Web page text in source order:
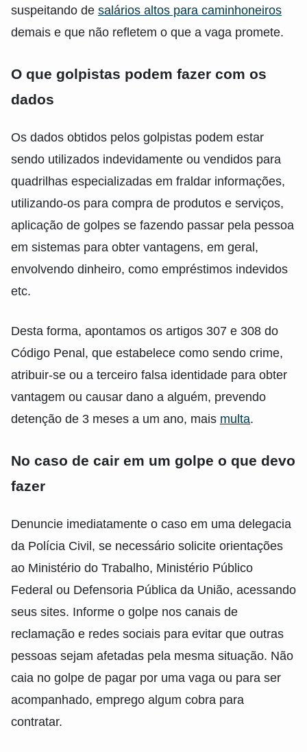
suspeitando de salários altos para caminhoneiros
demais e que não refletem o que a vaga promete.
O que golpistas podem fazer com os
dados
Os dados obtidos pelos golpistas podem estar
sendo utilizados indevidamente ou vendidos para
quadrilhas especializadas em fraldar informações,
utilizando-os para compra de produtos e serviços,
aplicação de golpes se fazendo passar pela pessoa
em sistemas para obter vantagens, em geral,
envolvendo dinheiro, como empréstimos indevidos
etc.
Desta forma, apontamos os artigos 307 e 308 do
Código Penal, que estabelece como sendo crime,
atribuir-se ou a terceiro falsa identidade para obter
vantagem ou causar dano a alguém, prevendo
detenção de 3 meses a um ano, mais multa.
No caso de cair em um golpe o que devo
fazer
Denuncie imediatamente o caso em uma delegacia
da Polícia Civil, se necessário solicite orientações
ao Ministério do Trabalho, Ministério Público
Federal ou Defensoria Pública da União, acessando
seus sites. Informe o golpe nos canais de
reclamação e redes sociais para evitar que outras
pessoas sejam afetadas pela mesma situação. Não
caia no golpe de pagar por uma vaga ou para ser
acompanhado, emprego algum cobra para
contratar.